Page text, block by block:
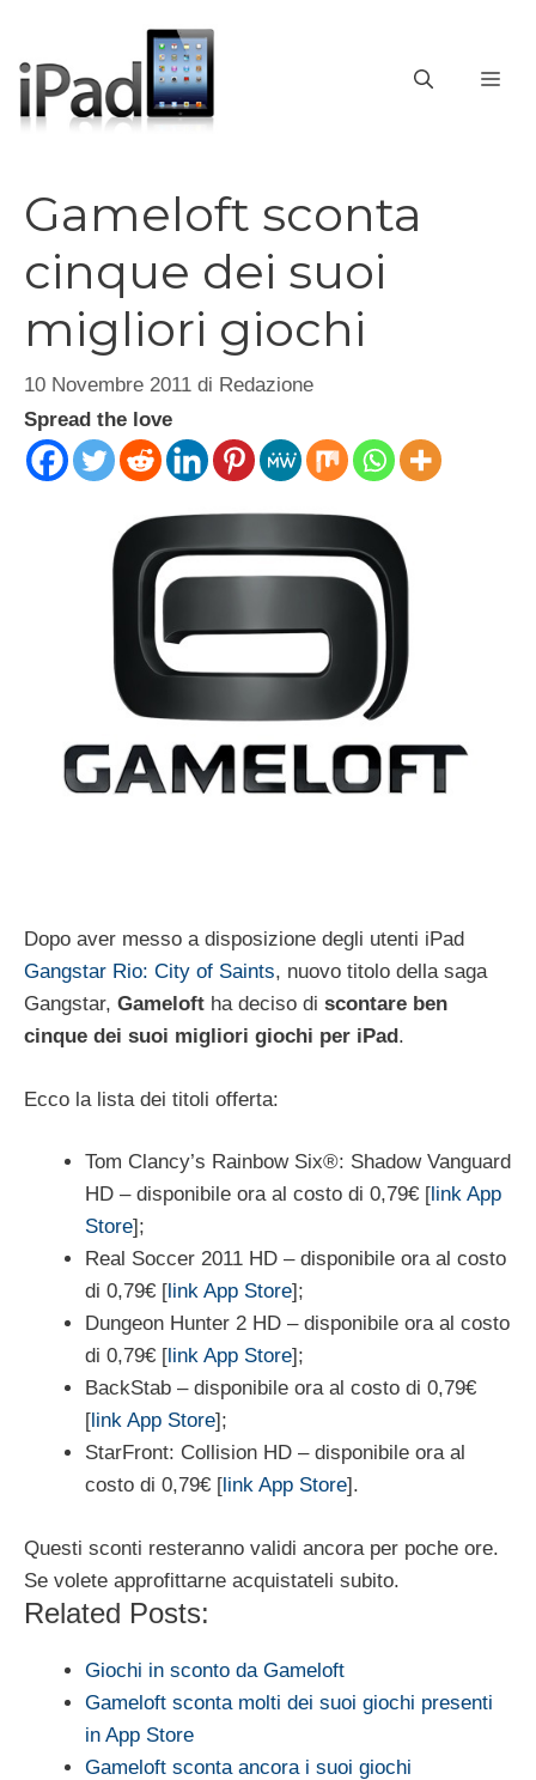
contenuto
Gameloft sconta
cinque dei suoi
migliori giochi
10 Novembre 2011 di Redazione
Spread the love
Dopo aver messo a disposizione degli utenti iPad
Gangstar Rio: City of Saints, nuovo titolo della saga
Gangstar, Gameloft ha deciso di scontare ben
cinque dei suoi migliori giochi per iPad.
Ecco la lista dei titoli offerta:
Tom Clancy’s Rainbow Six®: Shadow Vanguard
HD – disponibile ora al costo di 0,79€ [link App
Store];
Real Soccer 2011 HD – disponibile ora al costo
di 0,79€ [link App Store];
Dungeon Hunter 2 HD – disponibile ora al costo
di 0,79€ [link App Store];
BackStab – disponibile ora al costo di 0,79€
[link App Store];
StarFront: Collision HD – disponibile ora al
costo di 0,79€ [link App Store].
Questi sconti resteranno validi ancora per poche ore.
Se volete approfittarne acquistateli subito.
Related Posts:
Giochi in sconto da Gameloft
Gameloft sconta molti dei suoi giochi presenti
in App Store
Gameloft sconta ancora i suoi giochi